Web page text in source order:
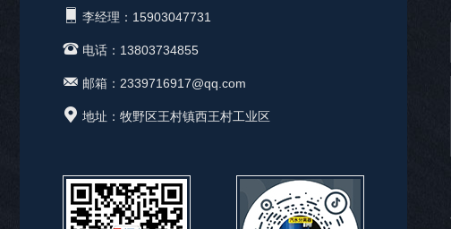
李经理：15903047731
电话：13803734855
邮箱：2339716917@qq.com
地址：牧野区王村镇西王村工业区